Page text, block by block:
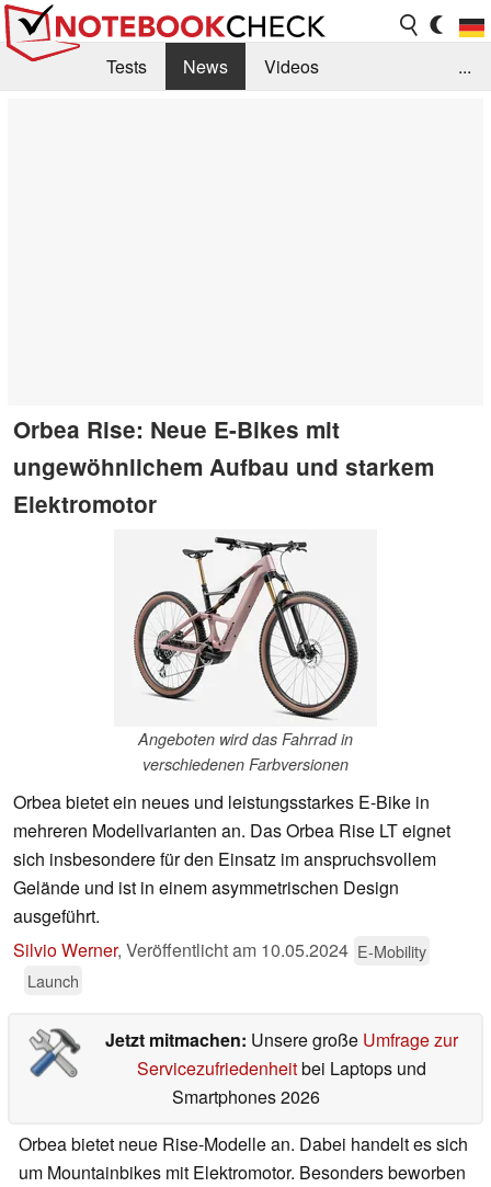
Tests News
Videos
...
Orbea Rise: Neue E-Bikes mit
ungewöhnlichem Aufbau und starkem
Elektromotor
Angeboten wird das Fahrrad in
verschiedenen Farbversionen
Orbea bietet ein neues und leistungsstarkes E-Bike in
mehreren Modellvarianten an. Das Orbea Rise LT eignet
sich insbesondere für den Einsatz im anspruchsvollem
Gelände und ist in einem asymmetrischen Design
ausgeführt.
Silvio Werner, Veröffentlicht am 10.05.2024 E-Mobility
Launch
Jetzt mitmachen: Unsere große Umfrage zur
Servicezufriedenheitbei Laptops und
Smartphones 2026
Orbea bietet neue Rise-Modelle an. Dabei handelt es sich
um Mountainbikes mit Elektromotor. Besonders beworben